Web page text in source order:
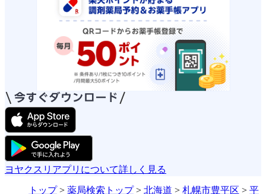
ヨヤクスリアプリについて詳しく見る
トップ> 薬局検索トップ> 北海道 > 札幌市豊平区 > 平